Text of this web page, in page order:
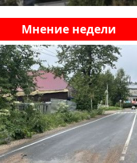
Мнение недели